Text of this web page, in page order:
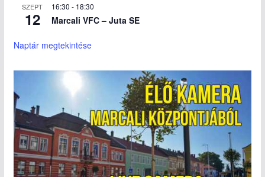
SZEPT
12
16:30 - 18:30
Marcali VFC – Juta SE
Naptár megtekintése